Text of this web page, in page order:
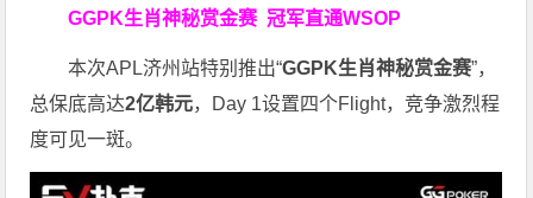
GGPK生肖神秘赏金赛冠军直通WSOP
本次APL济州站特别推出“GGPK生肖神秘赏金赛”，
总保底高达2亿韩元，Day 1设置四个Flight，竞争激烈程
度可见一斑。